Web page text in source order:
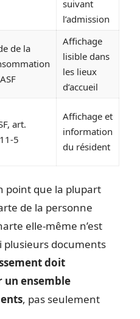
suivant
l’admission
de la
Affichage
lisible dans
les lieux
d’accueil
art.
5
Affichage et
information
du résident
point que la plupart
de la personne
elle-même n’est
plusieurs documents
doit
ensemble
, pas seulement